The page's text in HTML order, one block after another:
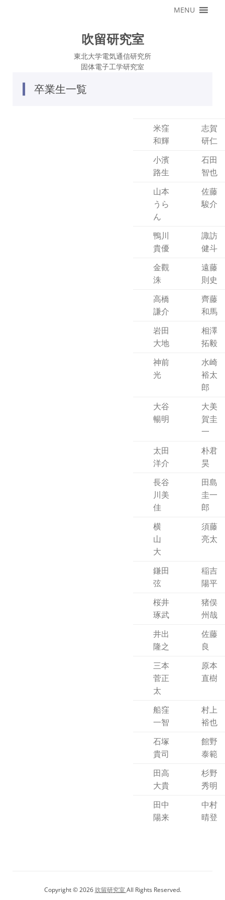
ツ
へ
ス
キ
ッ
プ
MENU
吹留研究室
東北大学電気通信研究所
固体電子工学研究室
卒業生一覧
米窪
和輝
志賀
研仁
小濱
路生
石田
智也
山本
うら
ん
佐藤
駿介
鴨川
貴優
諏訪
健斗
金觀
洙
遠藤
則史
高橋
謙介
齊藤
和馬
岩田
大地
相澤
拓毅
神前
光
水崎
裕太
郎
大谷
暢明
大美
賀圭
一
太田
洋介
朴君
昊
長谷
川美
佳
田島
圭一
郎
横
山
大
須藤
亮太
鎌田
弦
稲吉
陽平
桜井
琢武
猪俣
州哉
井出
隆之
佐藤
良
三本
菅正
太
原本
直樹
船窪
一智
村上
裕也
石塚
貴司
館野
泰範
田高
大貴
杉野
秀明
田中
陽来
中村
晴登
Copyright © 2026 吹留研究室All Rights Reserved.